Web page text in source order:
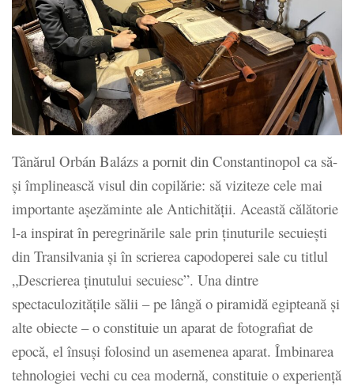
Tânărul Orbán Balázs a pornit din Constantinopol ca să-
și împlinească visul din copilărie: să viziteze cele mai
importante așezăminte ale Antichității. Această călătorie
l-a inspirat în peregrinările sale prin ținuturile secuiești
din Transilvania și în scrierea capodoperei sale cu titlul
„Descrierea ținutului secuiesc”. Una dintre
spectaculozitățile sălii – pe lângă o piramidă egipteană și
alte obiecte – o constituie un aparat de fotografiat de
epocă, el însuși folosind un asemenea aparat. Îmbinarea
tehnologiei vechi cu cea modernă, constituie o experiență